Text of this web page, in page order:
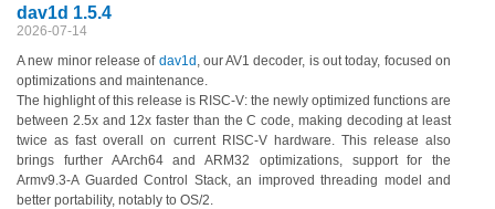
dav1d 1.5.4
2026-07-14
A new minor release of dav1d , our AV1 decoder, is out today, focused on
optimizations and maintenance.
The highlight of this release is RISC-V: the newly optimized functions are
between 2.5x and 12x faster than the C code, making decoding at least
twice as fast overall on current RISC-V hardware. This release also
brings further AArch64 and ARM32 optimizations, support for the
Armv9.3-A Guarded Control Stack, an improved threading model and
better portability, notably to OS/2.